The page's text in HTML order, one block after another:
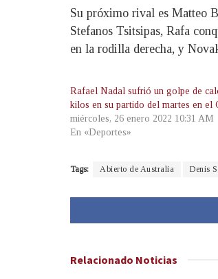
Su próximo rival es Matteo
Stefanos Tsitsipas, Rafa
en la rodilla derecha, y
Rafael Nadal sufrió un golpe de
kilos en su partido del martes en el
miércoles, 26 enero 2022 10:31 AM
En «Deportes»
Tags: Abierto de Australia Denis
Relacionado Noticias